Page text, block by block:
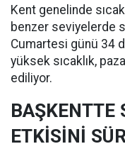
Kent genelinde
benzer seviyelerde
Cumartesi günü 34
yüksek sıcaklık,
ediliyor.
BAŞKENTTE
ETKİSİNİ